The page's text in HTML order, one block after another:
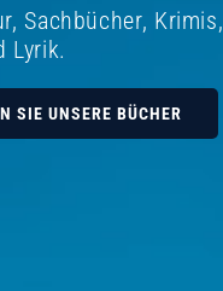
Sachbücher, Krimis,
Lyrik.
SIE UNSERE BÜCHER